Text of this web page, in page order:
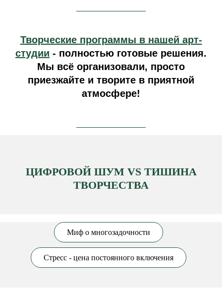
Творческие программы в нашей арт-
студии - полностью готовые решения.
Мы всё организовали, просто
приезжайте и творите в приятной
атмосфере!
ЦИФРОВОЙ ШУМ VS ТИШИНА
ТВОРЧЕСТВА
Миф о многозадочности
Стресс - цена постоянного включения